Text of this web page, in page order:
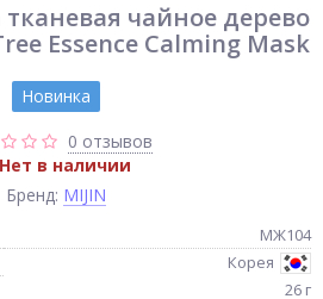
чайное дерево
Essence Calming Mask
Новинка
0 отзывов
Нет в наличии
Бренд: MIJIN
МЖ104
Корея
26 г